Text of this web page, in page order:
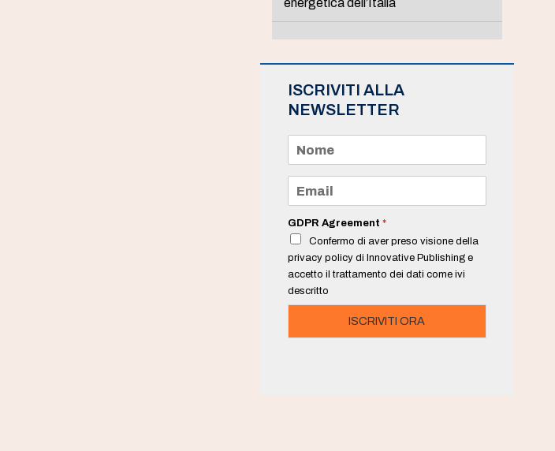
energetica dell’Italia
ISCRIVITI ALLA
NEWSLETTER
m
e
a
i
*
GDPR Agreement *
Confermo di aver preso visione della
privacy policy di Innovative Publishing e
accetto il trattamento dei dati come ivi
descritto
ISCRIVITI ORA